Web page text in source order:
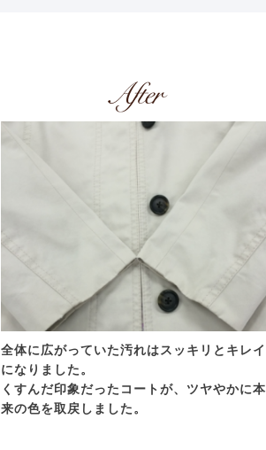
全体に広がっていた汚れはスッキリとキレイ
になりました。
くすんだ印象だったコートが、ツヤやかに本
来の色を取戻しました。